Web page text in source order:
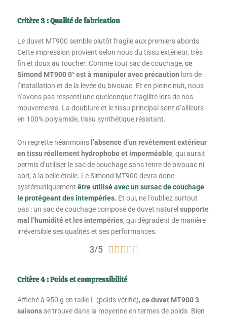
Critère 3 : Qualité de fabrication
Le duvet MT900 semble plutôt fragile aux premiers abords.
Cette impression provient selon nous du tissu extérieur, très
fin et doux au toucher. Comme tout sac de couchage, ce
Simond MT900 0° est à manipuler avec précaution lors de
l’installation et de la levée du bivouac. Et en pleine nuit, nous
n’avons pas ressenti une quelconque fragilité lors de nos
mouvements. La doublure et le tissu principal sont d’ailleurs
en 100% polyamide, tissu synthétique résistant.
On regrette néanmoins l’absence d’un revêtement extérieur
en tissu réellement hydrophobe et imperméable, qui aurait
permis d’utiliser le sac de couchage sans tente de bivouac ni
abri, à la belle étoile. Le Simond MT900 devra donc
systématiquement être utilisé avec un sursac de couchage
le protégeant des intempéries. Et oui, ne l’oubliez surtout
pas : un sac de couchage composé de duvet naturel supporte
mal l’humidité et les intempéries,qui dégradent de manière
irréversible ses qualités et ses performances.
3/5 
Critère 4 : Poids et compressibilité
Affiché à 950 g en taille L (poids vérifié), ce duvet MT900 3
saisons se trouve dans la moyenne en termes de poids. Bien